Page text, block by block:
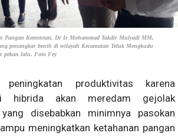
Pangan Kementan, Dr Ir Mohammad Takdir Mulyadi MM,
penangkar benih di wilayah Kecamatan Teluk Mengkudu
pekan lalu. Foto Fey
produktivitas karena
hibrida akan meredam gejolak
disebabkan minimnya pasokan
meningkatkan ketahanan pangan